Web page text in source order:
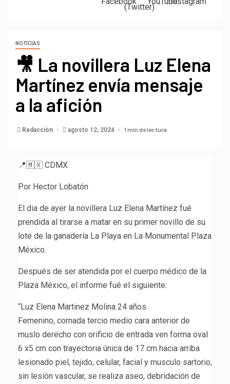
NOTICIAS
🎥 La novillera Luz Elena
Martínez envía mensaje
a la afición
Redacción agosto 12, 2024 1 min de lectura
📍🇲🇽 CDMX
Por Hector Lobatón
El dia de ayer la novillera Luz Elena Martínez fué
prendida al tirarse a matar en su primer novillo de su
lote de la ganadería La Playa en La Monumental Plaza
México.
Después de ser atendida por el cuerpo médico de la
Plaza México, el informe fué el siguiente:
“Luz Elena Martinez Molina 24 años
Femenino, cornada tercio medio cara anterior de
muslo derecho con orificio de entrada ven forma oval
6 x5 cm con trayectoria única de 17 cm hacia arriba
lesionado piel, tejido, celular, facial y musculo sartorio,
sin lesión vascular, se realiza aseo, debridación de